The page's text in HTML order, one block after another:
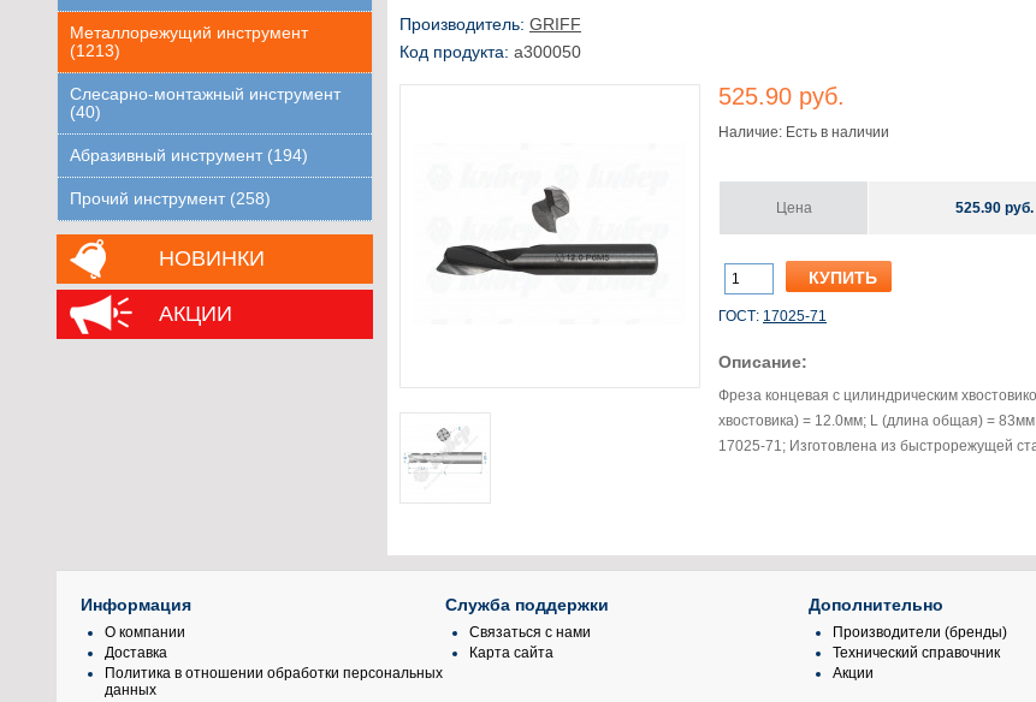
Металлорежущий инструмент
(1213)
Слесарно-монтажный инструмент
(40)
Абразивный инструмент (194)
Прочий инструмент (258)
НОВИНКИ
АКЦИИ
Производитель: GRIFF
Код продукта: a300050
525.90 руб.
Наличие: Есть в наличии
Цена 525.90 руб.
ГОСТ: 17025-71
Описание:
Фреза концевая с цилиндрическим
хвостовика) = 12.0мм; L (длина общая) =
17025-71; Изготовлена из быстрорежущей
Информация
О компании
Доставка
Политика в отношении обработки персональных
данных
Служба поддержки
Связаться с нами
Карта сайта
Дополнительно
Производители (бренды)
Технический справочник
Акции